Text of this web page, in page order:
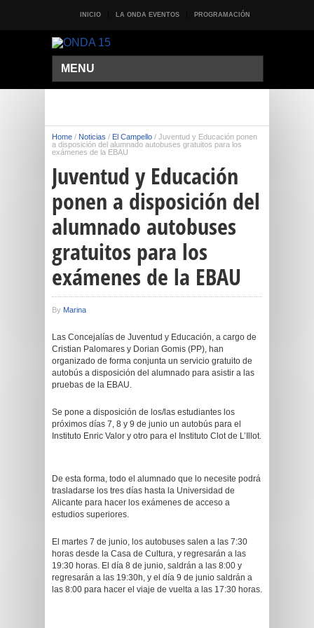
INICIO LA ONDA EVENTOS PROGRAMACIÓN
MENU
Home / Noticias / El Campello / Juventud y Educación ponen
a disposición del alumnado autobuses gratuitos para los
exámenes de la EBAU
Juventud y Educación
ponen a disposición del
alumnado autobuses
gratuitos para los
exámenes de la EBAU
By Marina
Las Concejalías de Juventud y Educación, a cargo de
Cristian Palomares y Dorian Gomis (PP), han
organizado de forma conjunta un servicio gratuito de
autobús a disposición del alumnado para asistir a las
pruebas de la EBAU.
Se pone a disposición de los/las estudiantes los
próximos días 7, 8 y 9 de junio un autobús para el
Instituto Enric Valor y otro para el Instituto Clot de L’Illot.
De esta forma, todo el alumnado que lo necesite podrá
trasladarse los tres días hasta la Universidad de
Alicante para hacer los exámenes de acceso a
estudios superiores.
El martes 7 de junio, los autobuses salen a las 7:30
horas desde la Casa de Cultura, y regresarán a las
19:30 horas. El día 8 de junio, saldrán a las 8:00 y
regresarán a las 19:30h, y el día 9 de junio saldrán a
las 8:00 para hacer el viaje de vuelta a las 17:30 horas.